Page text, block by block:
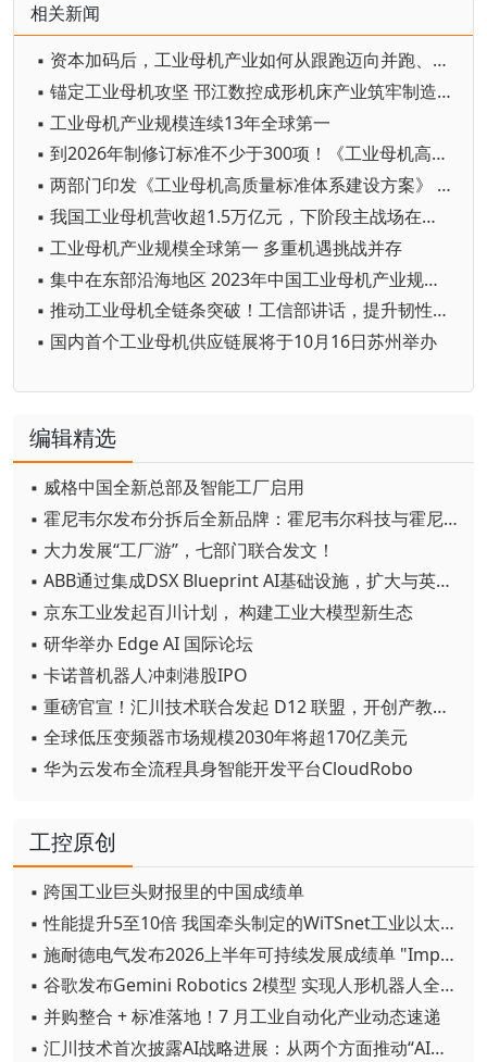
相关新闻
▪ 资本加码后，工业母机产业如何从跟跑迈向并跑、领跑？
▪ 锚定工业母机攻坚 邗江数控成形机床产业筑牢制造升级根基
▪ 工业母机产业规模连续13年全球第一
▪ 到2026年制修订标准不少于300项！《工业母机高质量标准体系建设方案》印发
▪ 两部门印发《工业母机高质量标准体系建设方案》 持续增强工业母机产业链供应链韧性和安全水平
▪ 我国工业母机营收超1.5万亿元，下阶段主战场在哪里？
▪ 工业母机产业规模全球第一 多重机遇挑战并存
▪ 集中在东部沿海地区 2023年中国工业母机产业规模超3600亿元
▪ 推动工业母机全链条突破！工信部讲话，提升韧性和安全水平
▪ 国内首个工业母机供应链展将于10月16日苏州举办
编辑精选
▪ 威格中国全新总部及智能工厂启用
▪ 霍尼韦尔发布分拆后全新品牌：霍尼韦尔科技与霍尼韦尔航空航天
▪ 大力发展“工厂游”，七部门联合发文！
▪ ABB通过集成DSX Blueprint AI基础设施，扩大与英伟达的合作
▪ 京东工业发起百川计划， 构建工业大模型新生态
▪ 研华举办 Edge AI 国际论坛
▪ 卡诺普机器人冲刺港股IPO
▪ 重磅官宣！汇川技术联合发起 D12 联盟，开创产教融合新范式
▪ 全球低压变频器市场规模2030年将超170亿美元
▪ 华为云发布全流程具身智能开发平台CloudRobo
工控原创
▪ 跨国工业巨头财报里的中国成绩单
▪ 性能提升5至10倍 我国牵头制定的WiTSnet工业以太网国际标准正式发布
▪ 施耐德电气发布2026上半年可持续发展成绩单 "Impact 2030"路线图开局稳健
▪ 谷歌发布Gemini Robotics 2模型 实现人形机器人全身智能控制突破
▪ 并购整合 + 标准落地！7 月工业自动化产业动态速递
▪ 汇川技术首次披露AI战略进展：从两个方面推动“AI业务化”落地